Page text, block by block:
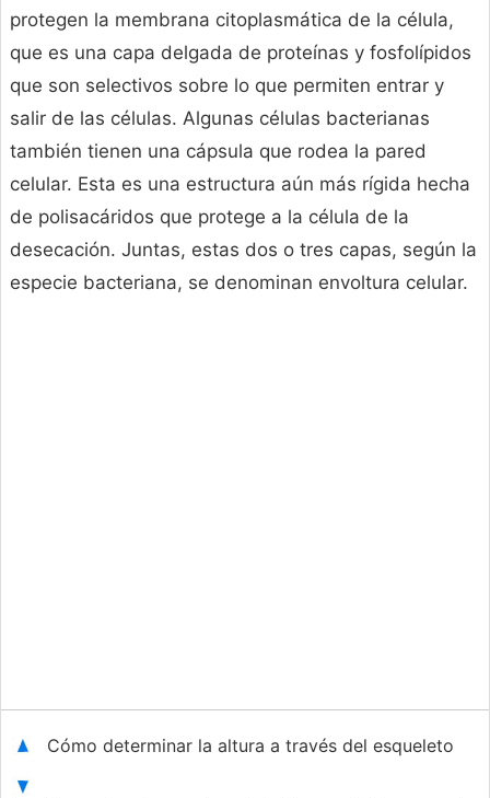
protegen la membrana citoplasmática de la célula,
que es una capa delgada de proteínas y fosfolípidos
que son selectivos sobre lo que permiten entrar y
salir de las células. Algunas células bacterianas
también tienen una cápsula que rodea la pared
celular. Esta es una estructura aún más rígida hecha
de polisacáridos que protege a la célula de la
desecación. Juntas, estas dos o tres capas, según la
especie bacteriana, se denominan envoltura celular.
Cómo determinar la altura a través del esqueleto